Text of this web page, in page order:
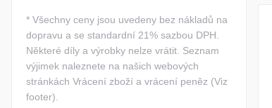
* Všechny ceny jsou uvedeny bez nákladů na
dopravu a se standardní 21% sazbou DPH.
Některé díly a výrobky nelze vrátit. Seznam
výjimek naleznete na našich webových
stránkách Vrácení zboží a vrácení peněz (Viz
footer).